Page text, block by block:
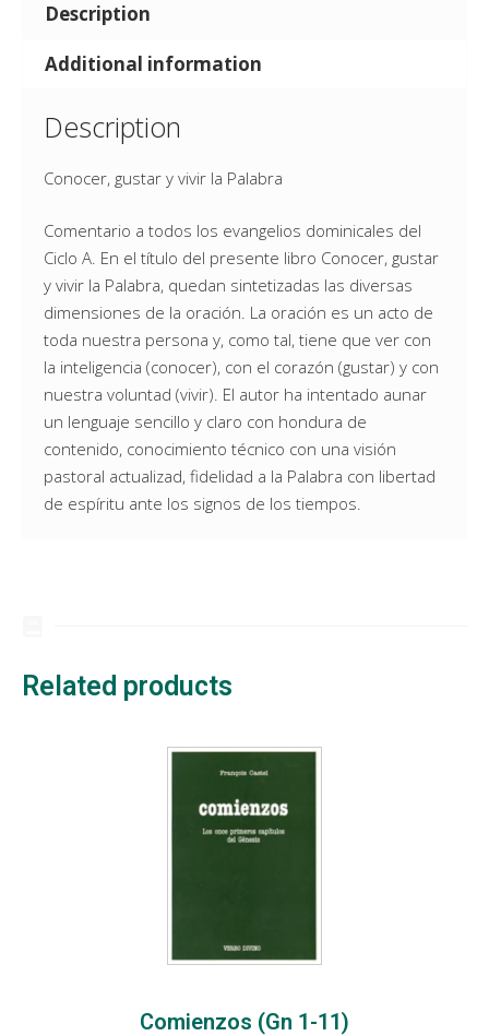
Description
Additional information
Description
Conocer, gustar y vivir la Palabra
Comentario a todos los evangelios dominicales del
Ciclo A. En el título del presente libro Conocer, gustar
y vivir la Palabra, quedan sintetizadas las diversas
dimensiones de la oración. La oración es un acto de
toda nuestra persona y, como tal, tiene que ver con
la inteligencia (conocer), con el corazón (gustar) y con
nuestra voluntad (vivir). El autor ha intentado aunar
un lenguaje sencillo y claro con hondura de
contenido, conocimiento técnico con una visión
pastoral actualizad, fidelidad a la Palabra con libertad
de espíritu ante los signos de los tiempos.
Related products
Comienzos (Gn 1-11)